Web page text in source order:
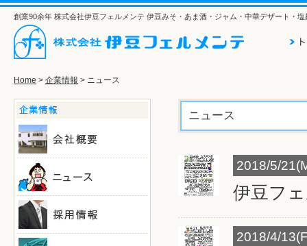
創業90余年 株式会社伊豆フェルメンテ 伊豆みそ・あま酒・ジャム・中華デザート・
Home > 企業情報 > ニュース
ニュース
2018/5/
伊豆フ
2018/4/